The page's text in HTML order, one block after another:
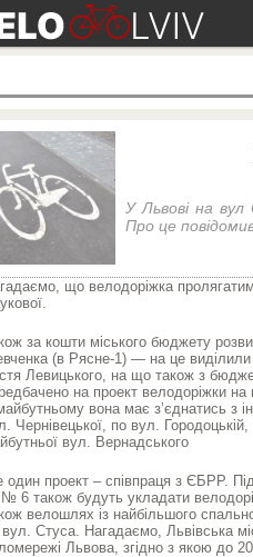
У Львові на вул
Про це
що велодоріжка
за кошти міського бюджету
(в Рясне-1) — на це
Левицького, на що також з
на проект велодоріжки на
вона має з’єднатись з
Чернівецької, по вул.
вул. Вернадського
один проект – співпраця з ЄБРР.
6 також будуть укладати
велошлях із найбільшого
Стуса. Нагадаємо, Львівська
Львова, згідно з якою до